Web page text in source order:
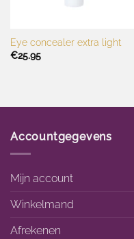
Eye concealer extra light
€25.95
Accountgegevens
Mijn account
Winkelmand
Afrekenen